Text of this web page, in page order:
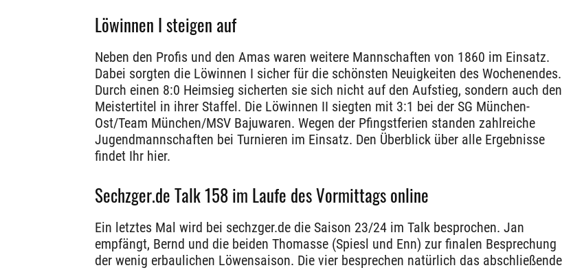
Löwinnen I steigen auf
Neben den Profis und den Amas waren weitere Mannschaften von 1860 im Einsatz.
Dabei sorgten die Löwinnen I sicher für die schönsten Neuigkeiten des Wochenendes.
Durch einen 8:0 Heimsieg sicherten sie sich nicht auf den Aufstieg, sondern auch den
Meistertitel in ihrer Staffel. Die Löwinnen II siegten mit 3:1 bei der SG München-
Ost/Team München/MSV Bajuwaren. Wegen der Pfingstferien standen zahlreiche
Jugendmannschaften bei Turnieren im Einsatz. Den Überblick über alle Ergebnisse
findet Ihr hier.
Sechzger.de Talk 158 im Laufe des Vormittags online
Ein letztes Mal wird bei sechzger.de die Saison 23/24 im Talk besprochen. Jan
empfängt, Bernd und die beiden Thomasse (Spiesl und Enn) zur finalen Besprechung
der wenig erbaulichen Löwensaison. Die vier besprechen natürlich das abschließende